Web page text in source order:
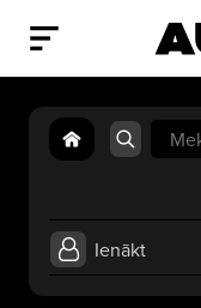
Search
for:
Ienākt